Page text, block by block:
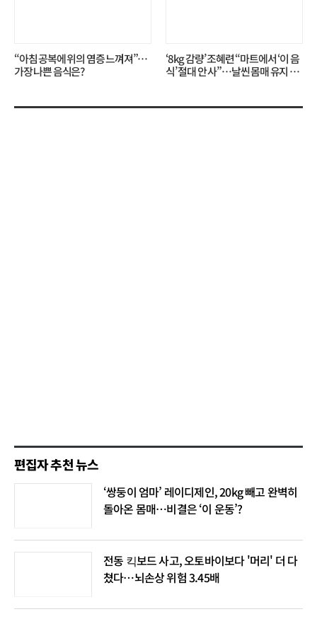
“아침 공복에 위의 염증 느껴져”…
가장 나쁜 음식은?
‘8kg 감량’ 조혜련 “마트에서 ‘이 음
식’ 절대 안 사”…날씬 몸매 유지 비
편집자 추천 뉴스
‘쌍둥이 엄마’ 레이디제인, 20kg 빼고 완벽히
돌아온 몸매…비결은 ‘이 운동’?
전동 킥보드 사고, 오토바이보다 '머리' 더 다
쳤다…뇌손상 위험 3.45배